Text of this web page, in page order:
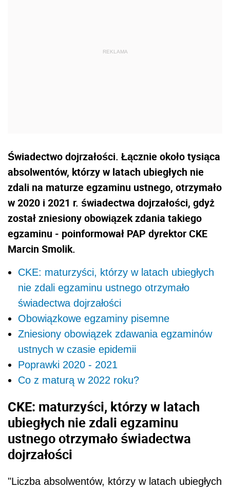
Świadectwo dojrzałości. Łącznie około tysiąca
absolwentów, którzy w latach ubiegłych nie
zdali na maturze egzaminu ustnego, otrzymało
w 2020 i 2021 r. świadectwa dojrzałości, gdyż
został zniesiony obowiązek zdania takiego
egzaminu - poinformował PAP dyrektor CKE
Marcin Smolik.
CKE: maturzyści, którzy w latach ubiegłych
nie zdali egzaminu ustnego otrzymało
świadectwa dojrzałości
Obowiązkowe egzaminy pisemne
Zniesiony obowiązek zdawania egzaminów
ustnych w czasie epidemii
Poprawki 2020 - 2021
Co z maturą w 2022 roku?
CKE: maturzyści, którzy w latach
ubiegłych nie zdali egzaminu
ustnego otrzymało świadectwa
dojrzałości
"Liczba absolwentów, którzy w latach ubiegłych